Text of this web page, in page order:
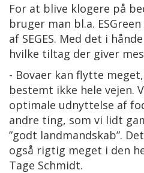
For at blive klogere på
bruger man bl.a.
af SEGES. Med det i
hvilke tiltag der giver
- Bovaer kan flytte
bestemt ikke hele vejen.
optimale udnyttelse af
andre ting, som vi lidt
”godt landmandskab”.
også rigtig meget i den
Tage Schmidt.